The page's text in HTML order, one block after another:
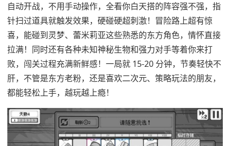
自动开战，不用手动操作，全看你白天搭的阵容强不强，指
针扫过道具就触发效果，硬碰硬超刺激！冒险路上超有惊
喜，能碰到灵梦、蕾米莉亚这些熟悉的东方角色，情怀直接
拉满！同时还有各种未知神秘生物和强力对手等着你来打
败，闯关过程充满新鲜感！一局就 15-20 分钟，节奏轻快不
肝，不管是东方老粉，还是喜欢二次元、策略玩法的朋友，
都能轻松上手，越玩越上瘾！